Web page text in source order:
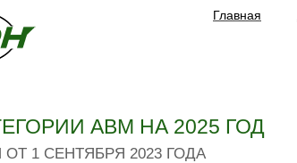
Главная
ABM НА 2025 ГОД
1 СЕНТЯБРЯ 2023 ГОДА